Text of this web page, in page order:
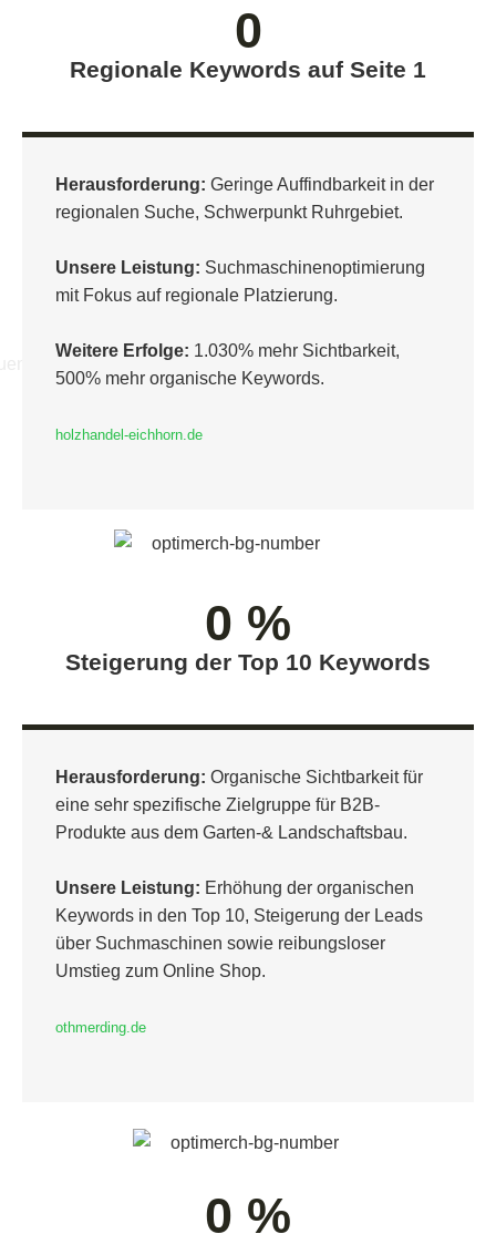
0
Regionale Keywords auf Seite 1
Herausforderung: Geringe Auffindbarkeit in der
regionalen Suche, Schwerpunkt Ruhrgebiet.
Unsere Leistung: Suchmaschinenoptimierung
mit Fokus auf regionale Platzierung.
Weitere Erfolge: 1.030% mehr Sichtbarkeit,
500% mehr organische Keywords.
holzhandel-eichhorn.de
0 %
Steigerung der Top 10 Keywords
Herausforderung: Organische Sichtbarkeit für
eine sehr spezifische Zielgruppe für B2B-
Produkte aus dem Garten-& Landschaftsbau.
Unsere Leistung: Erhöhung der organischen
Keywords in den Top 10, Steigerung der Leads
über Suchmaschinen sowie reibungsloser
Umstieg zum Online Shop.
othmerding.de
0 %